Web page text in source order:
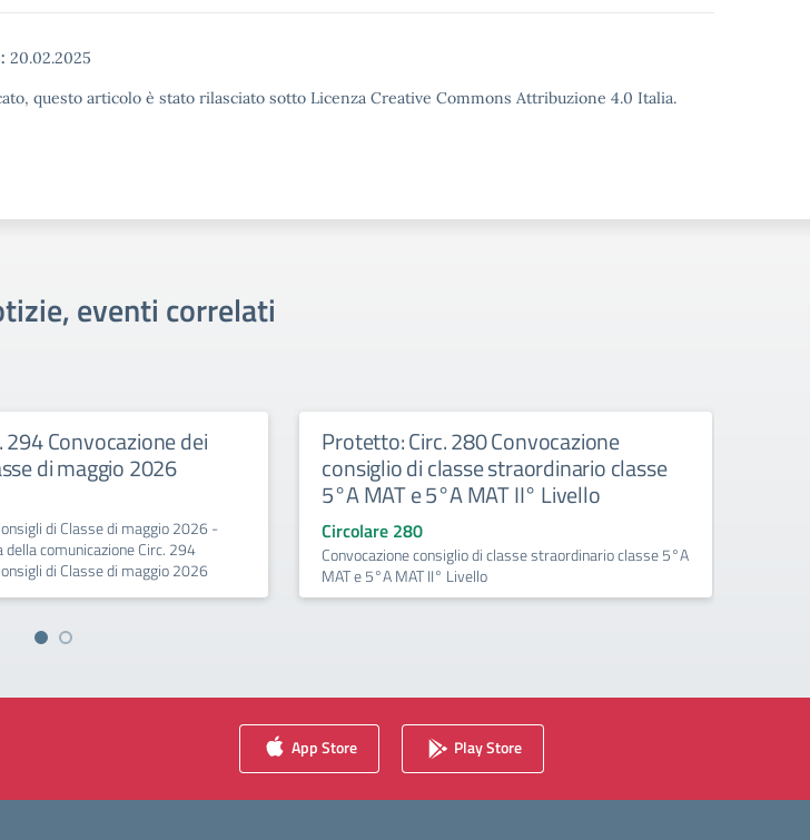
20.02.2025
questo articolo è stato rilasciato sotto Licenza Creative Commons Attribuzione 4.0 Italia.
eventi correlati
Convocazione dei
di maggio 2026
di Classe di maggio 2026 -
comunicazione Circ. 294
di Classe di maggio 2026
Protetto: Circ. 280 Convocazione
consiglio di classe straordinario classe
5°A MAT e 5°A MAT II° Livello
Circolare 280
Convocazione consiglio di classe straordinario classe 5°A
MAT e 5°A MAT II° Livello
App Store Play Store